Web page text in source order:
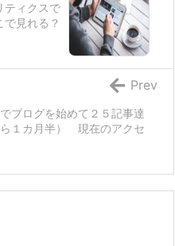
ティクスで
で見れる？
ブログを始めて２５記事達
１カ月半） 現在のアクセ
Prev